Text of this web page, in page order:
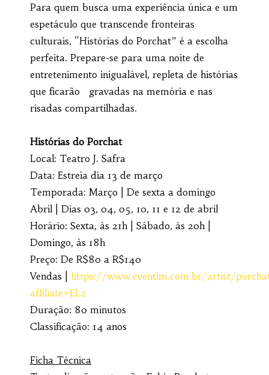
Para quem busca uma experiência única e um
espetáculo que transcende fronteiras
culturais, “Histórias do Porchat” é a escolha
perfeita. Prepare-se para uma noite de
entretenimento inigualável, repleta de histórias
que ficarão gravadas na memória e nas
risadas compartilhadas.
Histórias do Porchat
Local: Teatro J. Safra
Data: Estreia dia 13 de março
Temporada: Março | De sexta a domingo
Abril | Dias 03, 04, 05, 10, 11 e 12 de abril
Horário: Sexta, às 21h | Sábado, às 20h |
Domingo, às 18h
Preço: De R$80 a R$140
Vendas | https://www.eventim.com.br/artist/
affiliate=EL2
Duração: 80 minutos
Classificação: 14 anos
Ficha Técnica